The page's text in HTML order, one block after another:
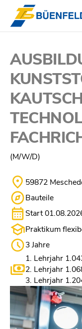
(M/W/D)
59872
Bauteile
Start
Praktikum
3 Jahre
1. Lehrjahr
2. Lehrjahr
3. Lehrjahr